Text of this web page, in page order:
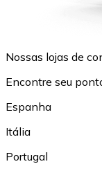
Nossas lojas de
Encontre seu
Espanha
Itália
Portugal